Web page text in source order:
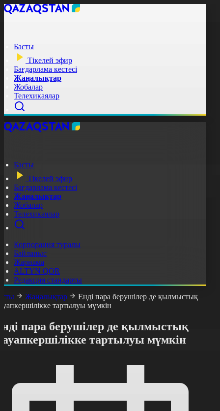
Басты
Тікелей эфир
Бағдарлама кестесі
Жаңалықтар
Жобалар
Телехикаялар
Басты
Тікелей эфир
Бағдарлама кестесі
Жаңалықтар
Жобалар
Телехикаялар
Корпорация туралы
Байланыс
Жарнама
ALTYN QOR
Редакция стандарты
Жаңалықтар
Енді пара берушілер де қылмыстық
тартылуы мүмкін
пара берушілер де қылмыстық
тартылуы мүмкін